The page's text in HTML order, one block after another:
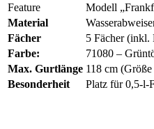
Feature
Modell
Material
Fächer
5 Fächer (inkl.
Farbe:
71080 –
Max. Gurtlänge 118 cm
Besonderheit
Platz für 0,5-l-